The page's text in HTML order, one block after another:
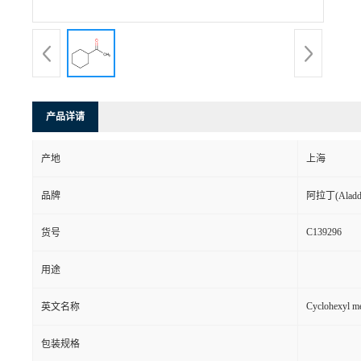
产品详请
产地 上海
品牌 阿拉丁
货号 C139296
用途
英文名称 Cyclohexyl
包装规格